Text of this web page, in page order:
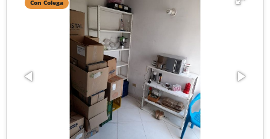
Con Colega